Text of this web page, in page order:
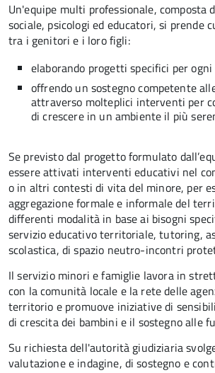
Un'equipe multi professionale, composta
sociale, psicologi ed educatori, si prende
tra i genitori e i loro figli:
elaborando progetti specifici per
offrendo un sostegno competente
attraverso molteplici interventi per
di crescere in un ambiente il più
Se previsto dal progettoformulato
essere attivati interventi educativi nel
o in altri contesti di vita del minore, per
aggregazione formale e informale del
differenti modalità in base ai bisogni
servizio educativo territoriale, tutoring,
scolastica, di spazio neutro-incontri
Il servizio minori e famiglie lavora in
con la comunità locale e la rete delle
territorio e promuove iniziative di
di crescita dei bambini e il sostegno alle
Su richiesta dell'autorità giudiziaria
valutazione e indagine, di sostegno e